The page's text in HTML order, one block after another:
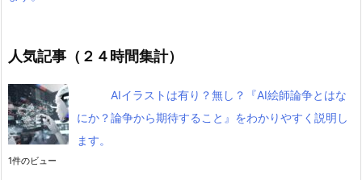
人気記事（２４時間集計）
AIイラストは有り？無し？『AI絵師論争とはな
にか？論争から期待すること』をわかりやすく説明し
ます。
1件のビュー